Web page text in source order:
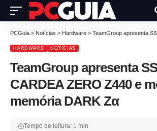
PCGuia > Notícias > Hardware > TeamGroup apresenta SSD CARDEA
HARDWARE NOTÍCIAS
TeamGroup apresenta
CARDEA ZERO Z440 e
memória DARK Zα
Tempo de leitura: 1 min